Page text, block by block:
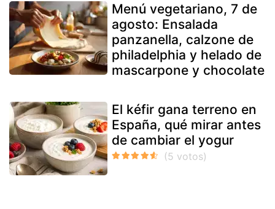
Menú vegetariano, 7 de
agosto: Ensalada
panzanella, calzone de
philadelphia y helado de
mascarpone y chocolate
El kéfir gana terreno en
España, qué mirar antes
de cambiar el yogur